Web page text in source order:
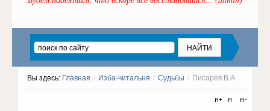
Вы здесь: Главная / Изба-читальня / Судьбы / Писарев В.А.